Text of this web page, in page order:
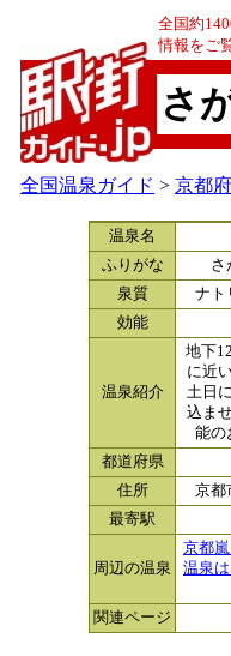
全国約
情報をご
さ
全国温泉ガイド > 京都府
温泉名
ふりがな
さ
泉質
ナト
効能
温泉紹介
地下
に近
土日
込ま
能の
都道府県
住所
京都
最寄駅
周辺の温泉
京都
温泉
関連ページ